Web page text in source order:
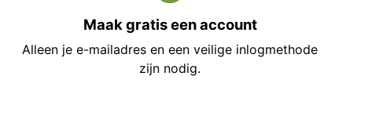
Maak gratis een account
Alleen je e-mailadres en een veilige inlogmethode
zijn nodig.